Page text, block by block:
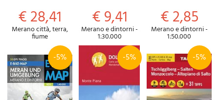
€ 28,41
Merano città, terra,
fiume
€ 9,41
Merano e dintorni -
1:30.000
€ 2,85
Merano e dintorni -
1:50.000
-5% -5% -5%